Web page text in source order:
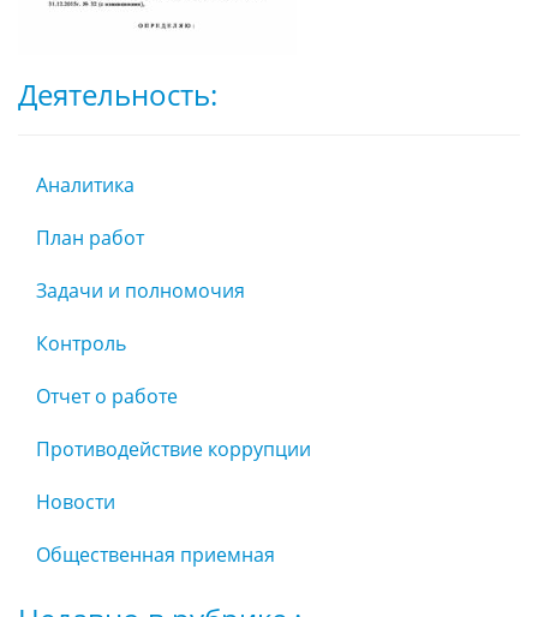
Деятельность:
Аналитика
План работ
Задачи и полномочия
Контроль
Отчет о работе
Противодействие коррупции
Новости
Общественная приемная